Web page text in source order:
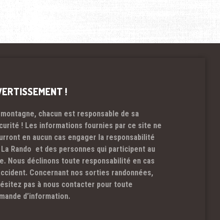
!
montagne, chacun est responsable de sa
! Les informations fournies par ce site ne
en aucun cas engager la responsabilité
Rando et des personnes qui participent au
Nous déclinons toute responsabilité en cas
Concernant nos sorties randonnées,
pas à nous contacter pour toute
d’information.